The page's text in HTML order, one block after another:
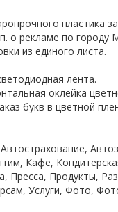
пластика
о рекламе по городу
из единого листа.
лента.
оклейка
букв в цветной
Кафе,
Пресса, Продукты,
Услуги, Фото,